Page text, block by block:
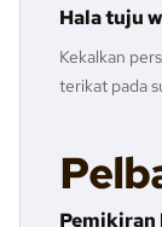
Hala tuju
Kekalkan
terikat pada
Pemikiran